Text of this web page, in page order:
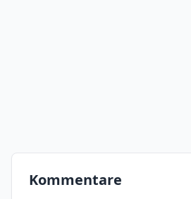
Kommentare